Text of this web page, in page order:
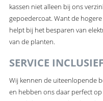
kassen niet alleen bij ons
gepoedercoat. Want de
helpt bij het besparen van
van de planten.
SERVICE INCLUSIEF
Wij kennen de uiteenlopende
en hebben ons daar perfect